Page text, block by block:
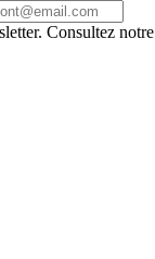
Consultez notre